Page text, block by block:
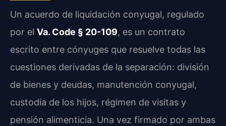
Un acuerdo de liquidación conyugal, regulado
por el Va. Code § 20-109, es un contrato
escrito entre cónyuges que resuelve todas las
cuestiones derivadas de la separación: división
de bienes y deudas, manutención conyugal,
custodia de los hijos, régimen de visitas y
pensión alimenticia. Una vez firmado por ambas